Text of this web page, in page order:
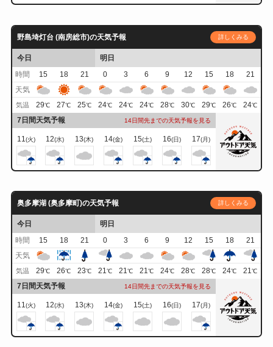
野島埼灯台 (南房総市)の天気予報 詳しくみる
今日
明日
時間
15 18 21 0 3 6 9 12 15 18
21
天気
気温 29℃ 27℃ 25℃ 24℃ 24℃ 24℃ 28℃ 30℃ 29℃ 26℃ 24℃
7日間天気予報 14日間先までの天気予報を見る
11(火) 12(水) 13(木) 14(金) 15(土) 16(日) 17(月)
奥多摩湖 (奥多摩町)の天気予報 詳しくみる
今日
明日
時間
15 18 21 0 3 6 9 12 15 18
21
天気
気温 29℃ 26℃ 23℃ 21℃ 21℃ 21℃ 24℃ 28℃ 28℃ 24℃ 21℃
7日間天気予報 14日間先までの天気予報を見る
11(火) 12(水) 13(木) 14(金) 15(土) 16(日) 17(月)